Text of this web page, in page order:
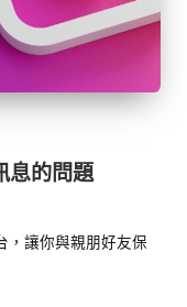
息的問題
，讓你與親朋好友保